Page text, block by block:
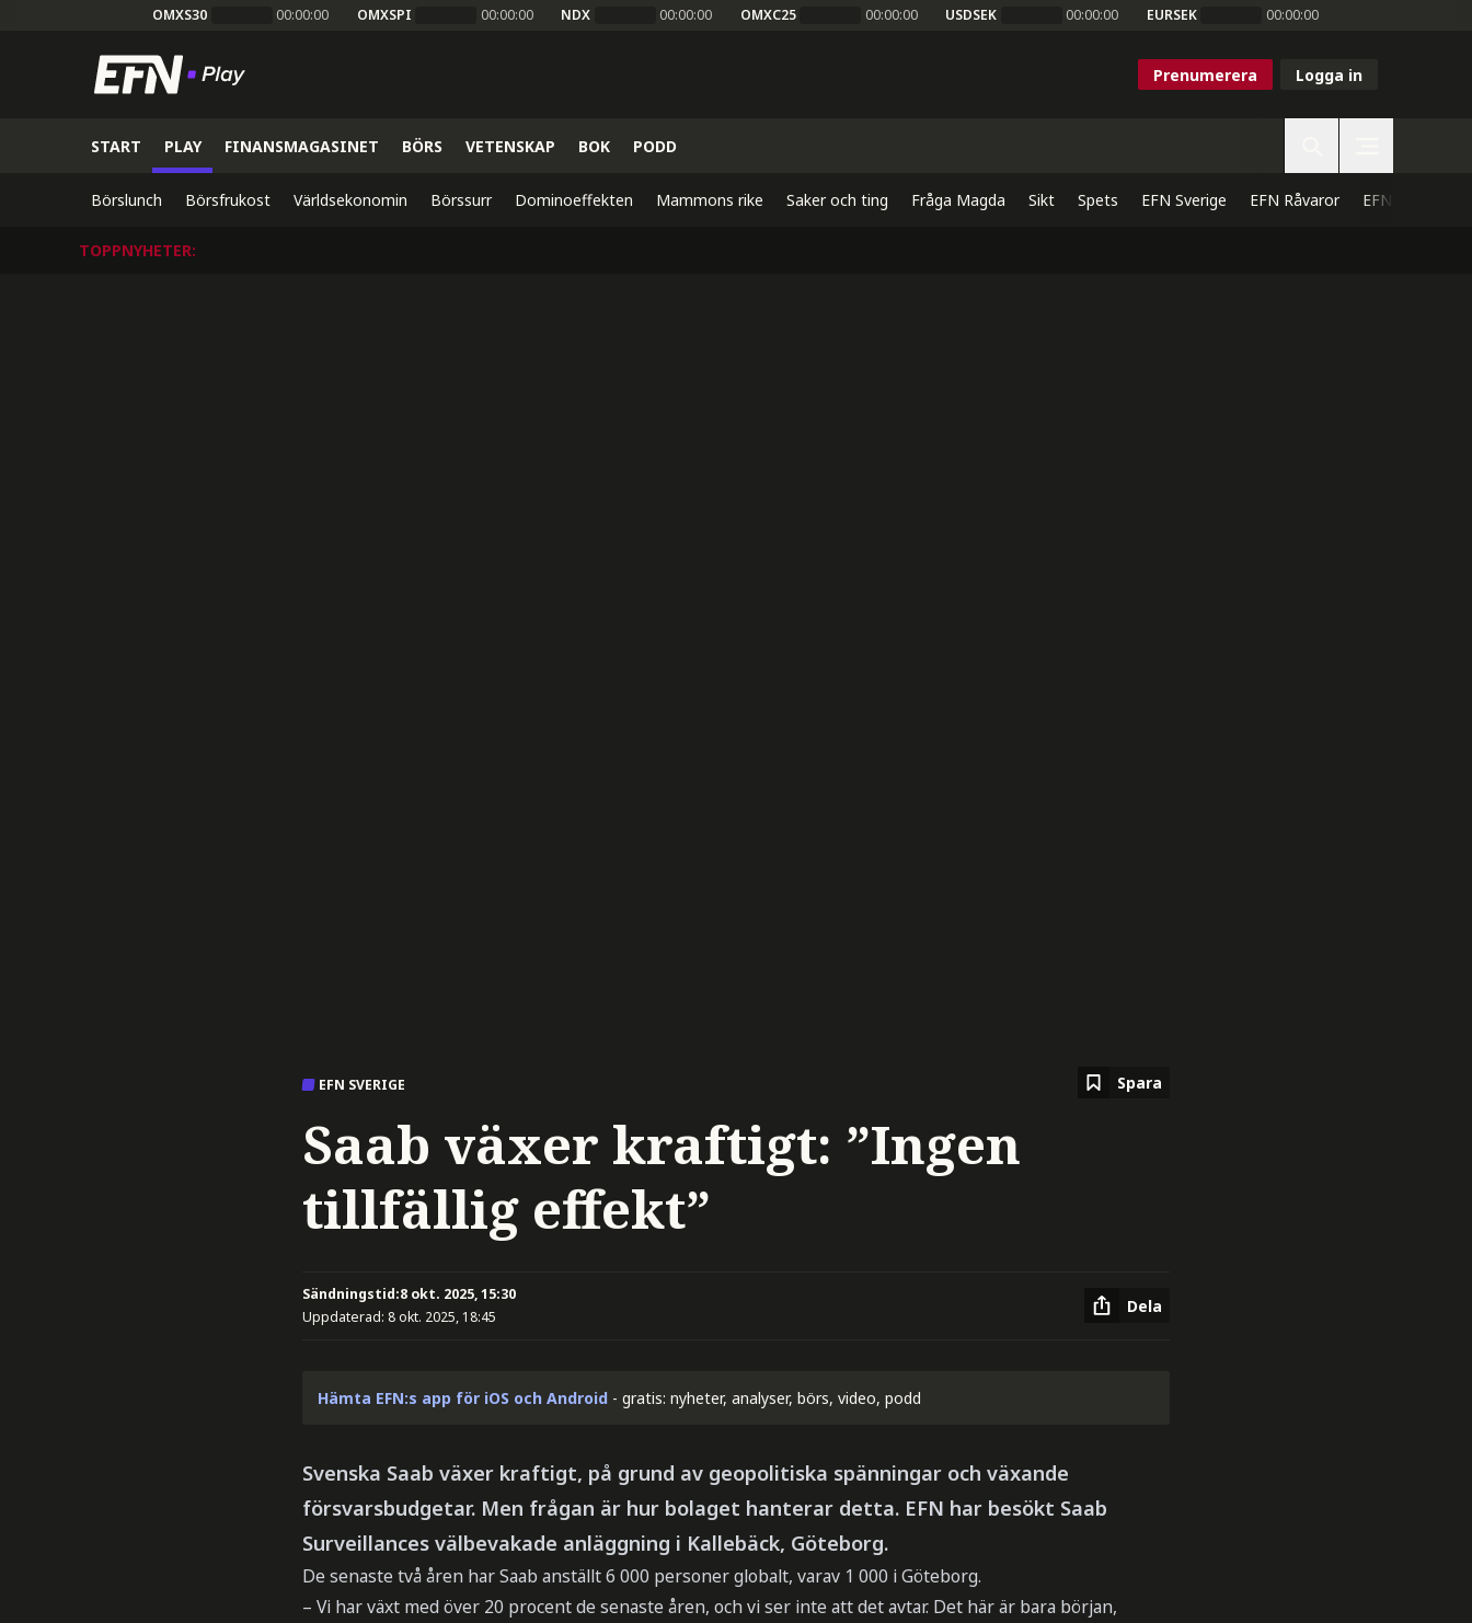
OMXS30 00:00:00 OMXSPI 00:00:00 NDX 00:00:00 OMXC25 00:00:00 USDSEK 00:00:00 EURSEK 00:00:00
Prenumerera Logga in
START PLAY FINANSMAGASINET BÖRS VETENSKAP BOK PODD
Börslunch Börsfrukost Världsekonomin Börssurr Dominoeffekten Mammons rike Saker och ting Fråga Magda Sikt Spets EFN Sverige EFN Råvaror EFN Direkt
TOPPNYHETER:
EFN SVERIGE Spara
Saab växer kraftigt: ”Ingen
tillfällig effekt”
Sändningstid:8 okt. 2025, 15:30
Uppdaterad: 8 okt. 2025, 18:45
Dela
Hämta EFN:s app för iOS och Android - gratis: nyheter, analyser, börs, video, podd
Svenska Saab växer kraftigt, på grund av geopolitiska spänningar och växande
försvarsbudgetar. Men frågan är hur bolaget hanterar detta. EFN har besökt Saab
Surveillances välbevakade anläggning i Kallebäck, Göteborg.
De senaste två åren har Saab anställt 6 000 personer globalt, varav 1 000 i Göteborg.
– Vi har växt med över 20 procent de senaste åren, och vi ser inte att det avtar. Det här är bara början,